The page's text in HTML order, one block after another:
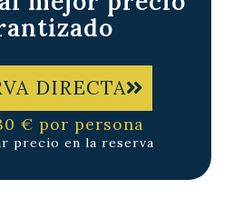
DIRECTA
€ por persona
precio en la reserva